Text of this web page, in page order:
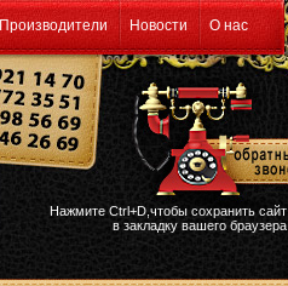
Производители Новости О нас
Нажмите Ctrl+D,чтобы сохранить сайт
в закладку вашего браузера